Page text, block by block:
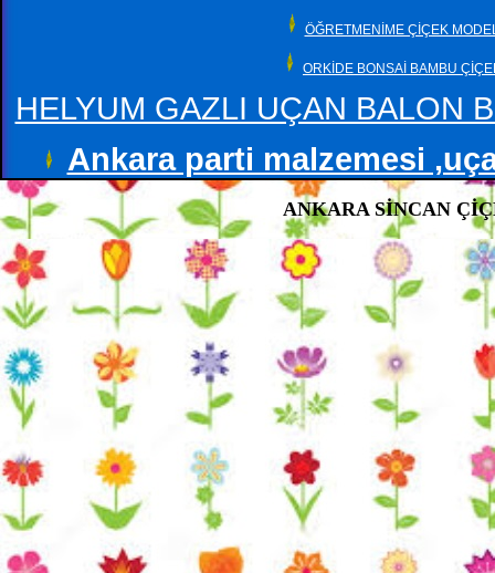
ÖĞRETMENİME ÇİÇEK
ORKİDE BONSAİ BAMBU
HELYUM GAZLI UÇAN BALON
Ankara parti malzemesi
ANKARA SİNCAN